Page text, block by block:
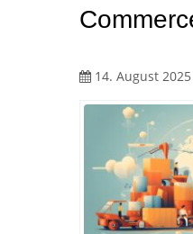
14. August 2025